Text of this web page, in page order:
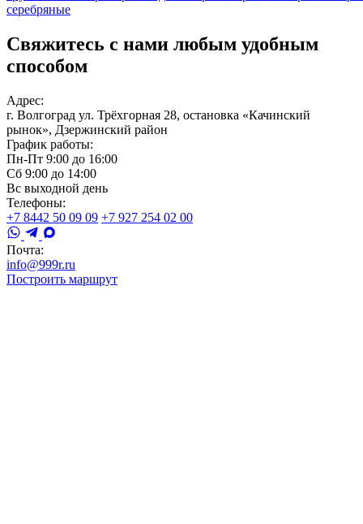
серебряные
Свяжитесь с нами любым удобным
способом
Адрес:
г. Волгоград ул. Трёхгорная 28, остановка «Качинский
рынок», Дзержинский район
График работы:
Пн-Пт 9:00 до 16:00
Сб 9:00 до 14:00
Вс выходной день
Телефоны:
+7 8442 50 09 09 +7 927 254 02 00
Почта:
info@999r.ru
Построить маршрут